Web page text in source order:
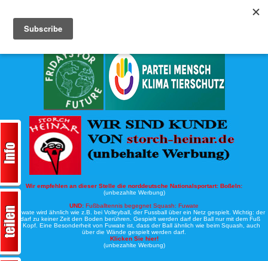
Wir empfehlen an dieser Stelle die norddeutsche Nationalsportart: Boßeln:
(unbezahlte Werbung)
UND: Fußballtennis begegnet Squash: Fuwate
Bei Fuwate wird ähnlich wie z.B. bei Volleyball, der Fussball über ein Netz gespielt. Wichtig: der
Ball darf zu keiner Zeit den Boden berühren. Gespielt werden darf der Ball nur mit dem Fuß
oder Kopf. Eine Besonderheit von Fuwate ist, dass der Ball ähnlich wie beim Squash, auch
über die Wände gespielt werden darf.
Klicken Sie hier!
(unbezahlte Werbung)